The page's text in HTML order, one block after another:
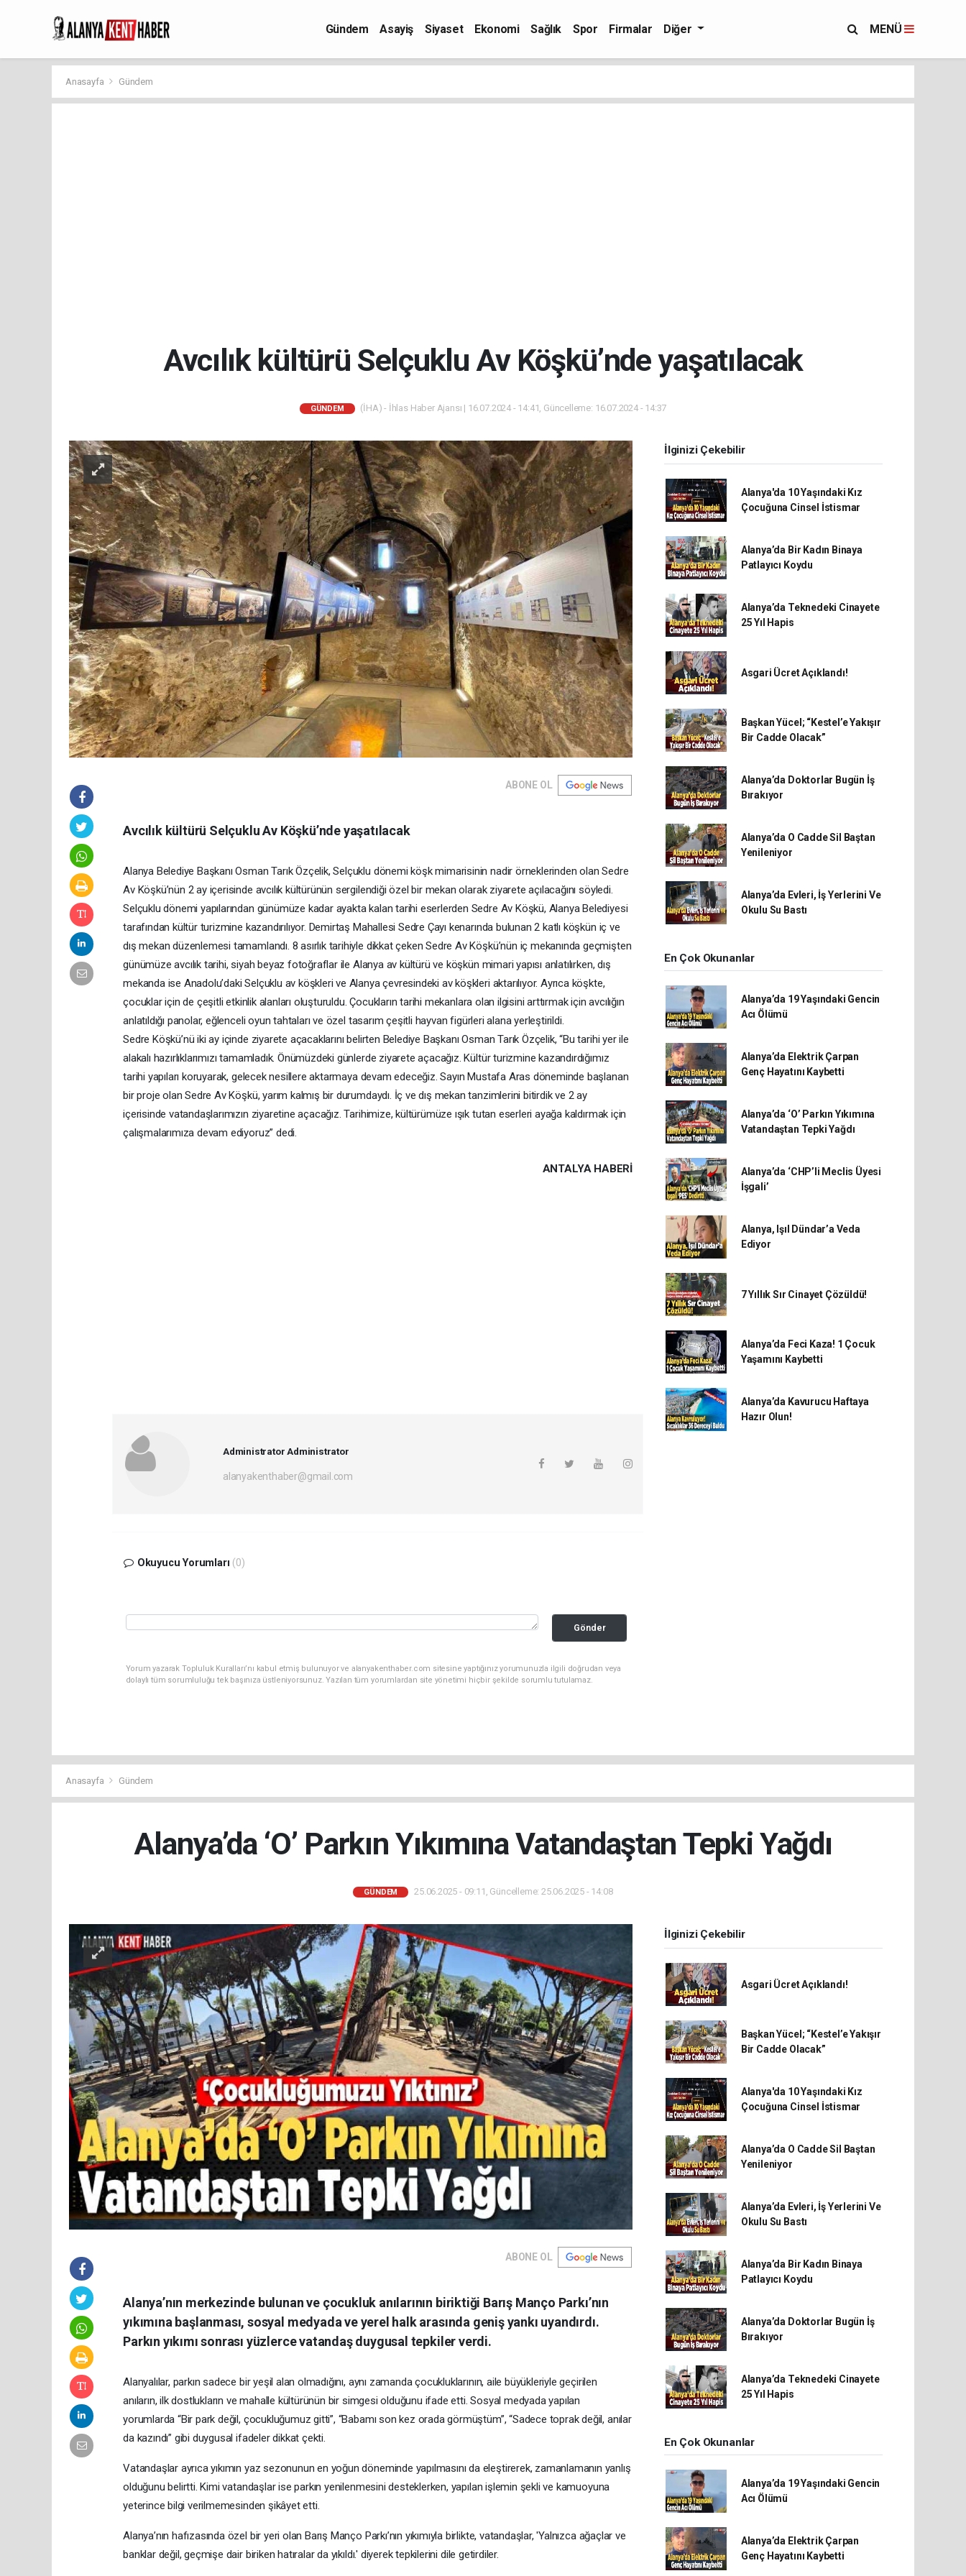
Gündem Asayiş Siyaset Ekonomi Sağlık Spor Firmalar Diğer MENÜ
Anasayfa Gündem
Avcılık kültürü Selçuklu Av Köşkü’nde yaşatılacak
GÜNDEM (İHA) - İhlas Haber Ajansı | 16.07.2024 - 14:41, Güncelleme: 16.07.2024 - 14:37
ABONE OL
Avcılık kültürü Selçuklu Av Köşkü’nde yaşatılacak
Alanya Belediye Başkanı Osman Tarık Özçelik, Selçuklu dönemi köşk mimarisinin nadir örneklerinden olan Sedre
Av Köşkü’nün 2 ay içerisinde avcılık kültürünün sergilendiği özel bir mekan olarak ziyarete açılacağını söyledi.
Selçuklu dönemi yapılarından günümüze kadar ayakta kalan tarihi eserlerden Sedre Av Köşkü, Alanya Belediyesi
tarafından kültür turizmine kazandırılıyor. Demirtaş Mahallesi Sedre Çayı kenarında bulunan 2 katlı köşkün iç ve
dış mekan düzenlemesi tamamlandı. 8 asırlık tarihiyle dikkat çeken Sedre Av Köşkü’nün iç mekanında geçmişten
günümüze avcılık tarihi, siyah beyaz fotoğraflar ile Alanya av kültürü ve köşkün mimari yapısı anlatılırken, dış
mekanda ise Anadolu’daki Selçuklu av köşkleri ve Alanya çevresindeki av köşkleri aktarılıyor. Ayrıca köşkte,
çocuklar için de çeşitli etkinlik alanları oluşturuldu. Çocukların tarihi mekanlara olan ilgisini arttırmak için avcılığın
anlatıldığı panolar, eğlenceli oyun tahtaları ve özel tasarım çeşitli hayvan figürleri alana yerleştirildi.
Sedre Köşkü’nü iki ay içinde ziyarete açacaklarını belirten Belediye Başkanı Osman Tarık Özçelik, “Bu tarihi yer ile
alakalı hazırlıklarımızı tamamladık. Önümüzdeki günlerde ziyarete açacağız. Kültür turizmine kazandırdığımız
tarihi yapıları koruyarak, gelecek nesillere aktarmaya devam edeceğiz. Sayın Mustafa Aras döneminde başlanan
bir proje olan Sedre Av Köşkü, yarım kalmış bir durumdaydı. İç ve dış mekan tanzimlerini bitirdik ve 2 ay
içerisinde vatandaşlarımızın ziyaretine açacağız. Tarihimize, kültürümüze ışık tutan eserleri ayağa kaldırmak için
çalışmalarımıza devam ediyoruz” dedi.
ANTALYA HABERİ
Administrator Administrator
alanyakenthaber@gmail.com
Okuyucu Yorumları (0)
Gönder
Yorum yazarak Topluluk Kuralları’nı kabul etmiş bulunuyor ve alanyakenthaber.com sitesine yaptığınız yorumunuzla ilgili doğrudan veya
dolaylı tüm sorumluluğu tek başınıza üstleniyorsunuz. Yazılan tüm yorumlardan site yönetimi hiçbir şekilde sorumlu tutulamaz.
İlginizi Çekebilir
Alanya'da 10 Yaşındaki Kız
Çocuğuna Cinsel İstismar
Alanya’da Bir Kadın Binaya
Patlayıcı Koydu
Alanya’da Teknedeki Cinayete
25 Yıl Hapis
Asgari Ücret Açıklandı!
Başkan Yücel; “Kestel’e Yakışır
Bir Cadde Olacak”
Alanya’da Doktorlar Bugün İş
Bırakıyor
Alanya’da O Cadde Sil Baştan
Yenileniyor
Alanya’da Evleri, İş Yerlerini Ve
Okulu Su Bastı
En Çok Okunanlar
Alanya’da 19 Yaşındaki Gencin
Acı Ölümü
Alanya’da Elektrik Çarpan
Genç Hayatını Kaybetti
Alanya’da ‘O’ Parkın Yıkımına
Vatandaştan Tepki Yağdı
Alanya’da ‘CHP’li Meclis Üyesi
İşgali’
Alanya, Işıl Dündar’a Veda
Ediyor
7 Yıllık Sır Cinayet Çözüldü!
Alanya’da Feci Kaza! 1 Çocuk
Yaşamını Kaybetti
Alanya’da Kavurucu Haftaya
Hazır Olun!
Anasayfa Gündem
Alanya’da ‘O’ Parkın Yıkımına Vatandaştan Tepki Yağdı
GÜNDEM 25.06.2025 - 09:11, Güncelleme: 25.06.2025 - 14:08
ABONE OL
Alanya’nın merkezinde bulunan ve çocukluk anılarının biriktiği Barış Manço Parkı’nın
yıkımına başlanması, sosyal medyada ve yerel halk arasında geniş yankı uyandırdı.
Parkın yıkımı sonrası yüzlerce vatandaş duygusal tepkiler verdi.
Alanyalılar, parkın sadece bir yeşil alan olmadığını, aynı zamanda çocukluklarının, aile büyükleriyle geçirilen
anıların, ilk dostlukların ve mahalle kültürünün bir simgesi olduğunu ifade etti. Sosyal medyada yapılan
yorumlarda “Bir park değil, çocukluğumuz gitti”, “Babamı son kez orada görmüştüm”, “Sadece toprak değil, anılar
da kazındı” gibi duygusal ifadeler dikkat çekti.
Vatandaşlar ayrıca yıkımın yaz sezonunun en yoğun döneminde yapılmasını da eleştirerek, zamanlamanın yanlış
olduğunu belirtti. Kimi vatandaşlar ise parkın yenilenmesini desteklerken, yapılan işlemin şekli ve kamuoyuna
yeterince bilgi verilmemesinden şikâyet etti.
Alanya’nın hafızasında özel bir yeri olan Barış Manço Parkı’nın yıkımıyla birlikte, vatandaşlar, 'Yalnızca ağaçlar ve
banklar değil, geçmişe dair biriken hatıralar da yıkıldı.' diyerek tepkilerini dile getirdiler.
İlginizi Çekebilir
Asgari Ücret Açıklandı!
Başkan Yücel; “Kestel’e Yakışır
Bir Cadde Olacak”
Alanya'da 10 Yaşındaki Kız
Çocuğuna Cinsel İstismar
Alanya’da O Cadde Sil Baştan
Yenileniyor
Alanya’da Evleri, İş Yerlerini Ve
Okulu Su Bastı
Alanya’da Bir Kadın Binaya
Patlayıcı Koydu
Alanya’da Doktorlar Bugün İş
Bırakıyor
Alanya’da Teknedeki Cinayete
25 Yıl Hapis
En Çok Okunanlar
Alanya’da 19 Yaşındaki Gencin
Acı Ölümü
Alanya’da Elektrik Çarpan
Genç Hayatını Kaybetti